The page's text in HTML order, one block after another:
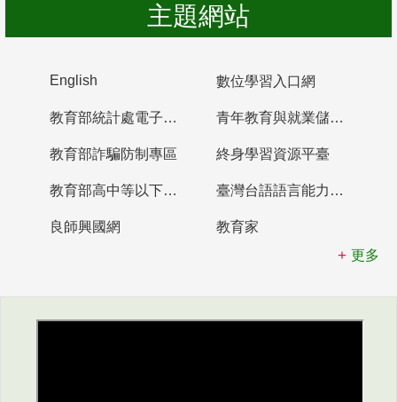
主題網站
English 數位學習入口網
教育部統計處電子書櫃 青年教育與就業儲蓄帳戶
教育部詐騙防制專區 終身學習資源平臺
教育部高中等以下學校及幼兒園教師資格檢定考試 臺灣台語語言能力認證網站
良師興國網
教育家
更多